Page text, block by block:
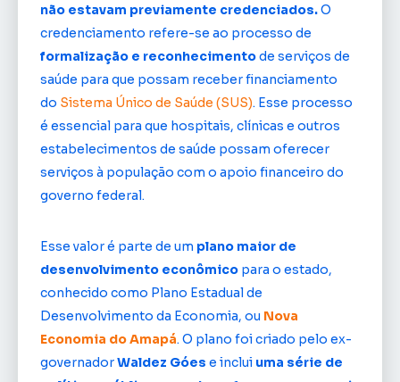
não estavam previamente credenciados.O
credenciamento refere-se ao processo de
formalização e reconhecimentode serviços de
saúde para que possam receber financiamento
do Sistema Único de Saúde (SUS). Esse processo
é essencial para que hospitais, clínicas e outros
estabelecimentos de saúde possam oferecer
serviços à população com o apoio financeiro do
governo federal.
Esse valor é parte de um plano maior de
desenvolvimento econômico para o estado,
conhecido como Plano Estadual de
Desenvolvimento da Economia, ou Nova
Economia do Amapá. O plano foi criado pelo ex-
governadorWaldez Góes e inclui uma série de